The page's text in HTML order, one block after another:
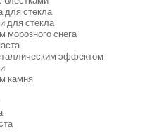
для стекла
для стекла
морозного снега
эффектом
камня